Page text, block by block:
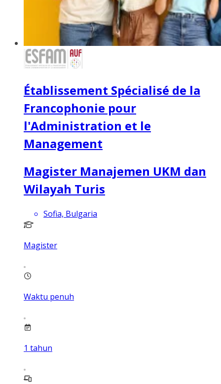
Établissement Spécialisé de la
Francophonie pour
l'Administration et le
Management
Magister Manajemen UKM dan
Wilayah Turis
Sofia, Bulgaria
Magister
Waktu penuh
1 tahun